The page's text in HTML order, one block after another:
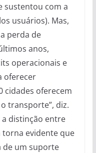
sustentou com a
usuários). Mas,
perda de
anos,
operacionais e
oferecer
cidades oferecem
transporte”, diz.
a distinção entre
evidente que
de um suporte